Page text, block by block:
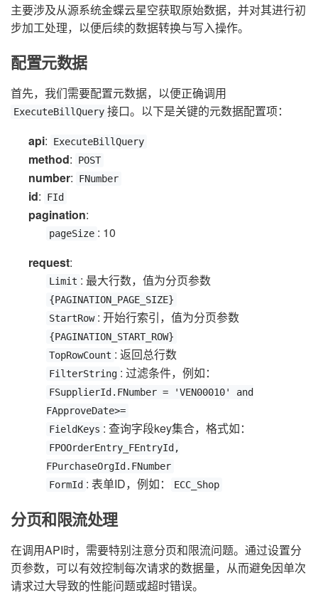
主要涉及从源系统金蝶云星空获取原始数据，并对其进行初
步加工处理，以便后续的数据转换与写入操作。
配置元数据
首先，我们需要配置元数据，以便正确调用
ExecuteBillQuery 接口。以下是关键的元数据配置项：
api: ExecuteBillQuery
method: POST
number: FNumber
id: FId
pagination:
pageSize : 10
request:
Limit : 最大行数，值为分页参数
{PAGINATION_PAGE_SIZE}
StartRow : 开始行索引，值为分页参数
{PAGINATION_START_ROW}
TopRowCount : 返回总行数
FilterString : 过滤条件，例如：
FSupplierId.FNumber = 'VEN00010' and
FApproveDate>=
FieldKeys : 查询字段key集合，格式如：
FPOOrderEntry_FEntryId,
FPurchaseOrgId.FNumber
FormId : 表单ID，例如： ECC_Shop
分页和限流处理
在调用API时，需要特别注意分页和限流问题。通过设置分
页参数，可以有效控制每次请求的数据量，从而避免因单次
请求过大导致的性能问题或超时错误。